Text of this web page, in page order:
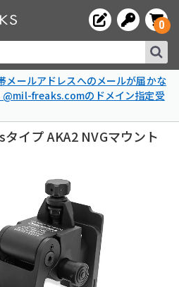
0
メールアドレスへのメールが届かな
@mil-freaks.comのドメイン指定受
イプ AKA2 NVGマウント